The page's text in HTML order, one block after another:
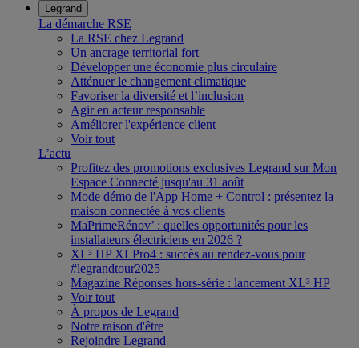
Legrand
La démarche RSE
La RSE chez Legrand
Un ancrage territorial fort
Développer une économie plus circulaire
Atténuer le changement climatique
Favoriser la diversité et l’inclusion
Agir en acteur responsable
Améliorer l'expérience client
Voir tout
L’actu
Profitez des promotions exclusives Legrand sur Mon
Espace Connecté jusqu'au 31 août
Mode démo de l'App Home + Control : présentez la
maison connectée à vos clients
MaPrimeRénov’ : quelles opportunités pour les
installateurs électriciens en 2026 ?
XL³ HP XLPro4 : succès au rendez-vous pour
#legrandtour2025
Magazine Réponses hors-série : lancement XL³ HP
Voir tout
À propos de Legrand
Notre raison d'être
Rejoindre Legrand